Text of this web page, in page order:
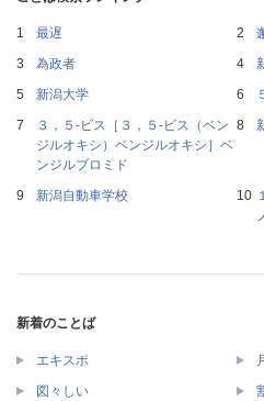
最遅
為政者
新潟大学
３，５‐ビス［３，５‐ビス（ベン
ジルオキシ）ベンジルオキシ］ベ
ンジルブロミド
新潟自動車学校
新着のことば
エキスポ
図々しい